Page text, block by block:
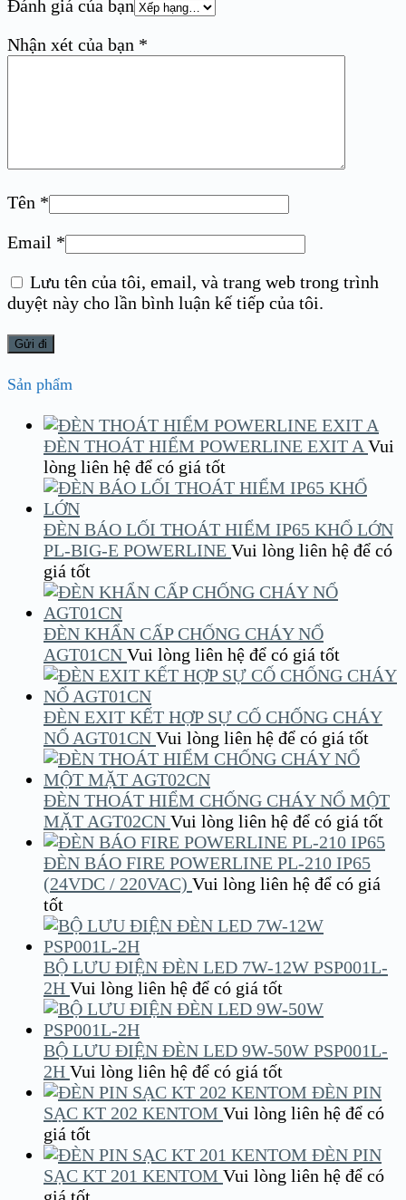
Đánh giá của bạn
Nhận xét của bạn *
Tên *
Email *
Lưu tên của tôi, email, và trang web trong trình
duyệt này cho lần bình luận kế tiếp của tôi.
Sản phẩm
ĐÈN THOÁT HIỂM POWERLINE EXIT A Vui
lòng liên hệ để có giá tốt
ĐÈN BÁO LỐI THOÁT HIỂM IP65 KHỔ LỚN
PL-BIG-E POWERLINE Vui lòng liên hệ để có
giá tốt
ĐÈN KHẨN CẤP CHỐNG CHÁY NỔ
AGT01CN Vui lòng liên hệ để có giá tốt
ĐÈN EXIT KẾT HỢP SỰ CỐ CHỐNG CHÁY
NỔ AGT01CN Vui lòng liên hệ để có giá tốt
ĐÈN THOÁT HIỂM CHỐNG CHÁY NỔ MỘT
MẶT AGT02CN Vui lòng liên hệ để có giá tốt
ĐÈN BÁO FIRE POWERLINE PL-210 IP65
(24VDC / 220VAC) Vui lòng liên hệ để có giá
tốt
BỘ LƯU ĐIỆN ĐÈN LED 7W-12W PSP001L-
2H Vui lòng liên hệ để có giá tốt
BỘ LƯU ĐIỆN ĐÈN LED 9W-50W PSP001L-
2H Vui lòng liên hệ để có giá tốt
ĐÈN PIN
SẠC KT 202 KENTOM Vui lòng liên hệ để có
giá tốt
ĐÈN PIN
SẠC KT 201 KENTOM Vui lòng liên hệ để có